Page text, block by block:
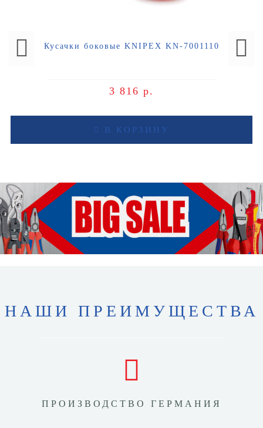
Кусачки боковые KNIPEX KN-7001110
3 816 р.
В КОРЗИНУ
НАШИ ПРЕИМУЩЕСТВА
ПРОИЗВОДСТВО ГЕРМАНИЯ